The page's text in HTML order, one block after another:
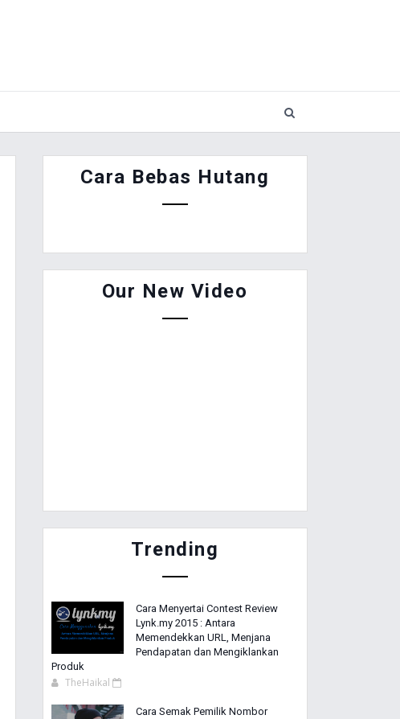
Cara Bebas Hutang
Our New Video
Trending
Cara Menyertai Contest Review
Lynk.my 2015 : Antara
Memendekkan URL, Menjana
Pendapatan dan Mengiklankan
Produk
TheHaikal
Cara Semak Pemilik Nombor